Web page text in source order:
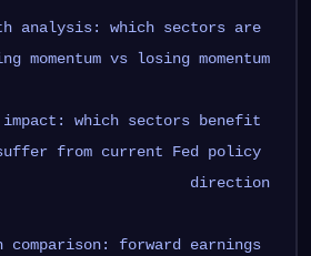
analysis: which sectors are
momentum vs losing momentum
which sectors benefit
from current Fed policy
direction
comparison: forward earnings